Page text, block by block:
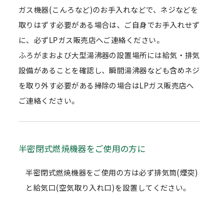
ガス機器(こんろなど)のお手入れなどで、ネジなどを
取りはずす必要がある場合は、ご自身でお手入れせず
に、必ずLPガス販売店へご連絡ください。
ふろがまおよび大型湯沸器の設置場所には給気・排気
設備があることを確認し、瞬間湯沸器なども含めネジ
を取り外す必要がある掃除の場合はLPガス販売店へ
ご連絡ください。
半密閉式燃焼機器をご使用の方に
半密閉式燃焼機器をご使用の方は必ず排気筒(煙突)
と給気口(空気取り入れ口)を設置してください。